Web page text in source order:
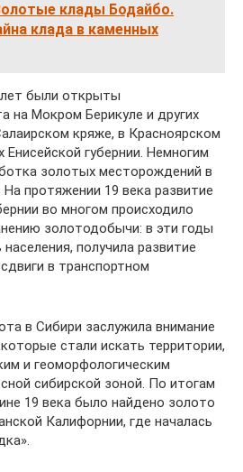
клады Бодайбо.
клада в каменных
были открыты
на Мокром Берикуле и других
кряже, в Красноярском
Енисейской губернии. Немногим
золотых месторождений в
протяжении 19 века развитие
во многом происходило
золотодобычи: в эти годы
получила развитие
в транспортном
в Сибири заслужила внимание
стали искать территории,
и геоморфологическим
сибирской зоной. По итогам
19 века было найдено золото
Калифорнии, где началась